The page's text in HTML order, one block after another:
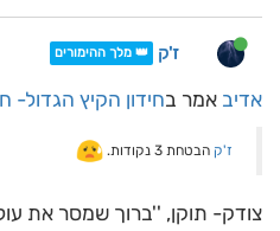
ז'ק 👑 מלך ההימורים
אדיב אמר בחידון הקיץ הגדול-
ז'ק הבטחת 3 נקודות.
צודק- תוקן, ''ברוך שמסר את